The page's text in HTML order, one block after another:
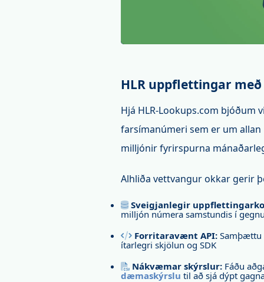
HLR uppflettingar með
Hjá HLR-Lookups.com
farsímanúmeri sem er um
milljónir fyrirspurna
Alhliða vettvangur okkar gerir
Sveigjanlegir
milljón númera samstundis í
Forritaravænt API: Samþættu
ítarlegri skjölun og SDK
Nákvæmar skýrslur: Fáðu
dæmaskýrslu til að sjá dýpt